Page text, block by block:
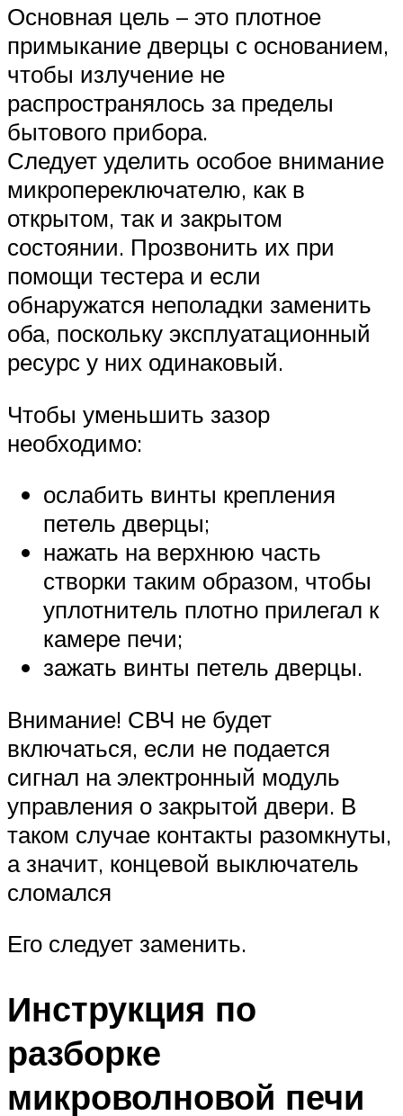
Основная цель – это плотное
примыкание дверцы с основанием,
чтобы излучение не
распространялось за пределы
бытового прибора.
Следует уделить особое внимание
микропереключателю, как в
открытом, так и закрытом
состоянии. Прозвонить их при
помощи тестера и если
обнаружатся неполадки заменить
оба, поскольку эксплуатационный
ресурс у них одинаковый.
Чтобы уменьшить зазор
необходимо:
ослабить винты крепления
петель дверцы;
нажать на верхнюю часть
створки таким образом, чтобы
уплотнитель плотно прилегал к
камере печи;
зажать винты петель дверцы.
Внимание! СВЧ не будет
включаться, если не подается
сигнал на электронный модуль
управления о закрытой двери. В
таком случае контакты разомкнуты,
а значит, концевой выключатель
сломался
Его следует заменить.
Инструкция по
разборке
микроволновой печи